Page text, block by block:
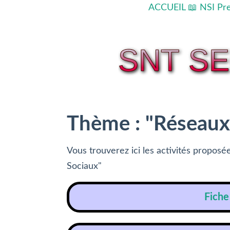
ACCUEIL 📖 NSI
SNT
Thème :
Vous trouverez ici les activités
Sociaux"